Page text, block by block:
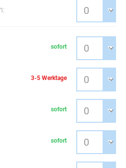
sofort
3-5 Werktage
sofort
sofort